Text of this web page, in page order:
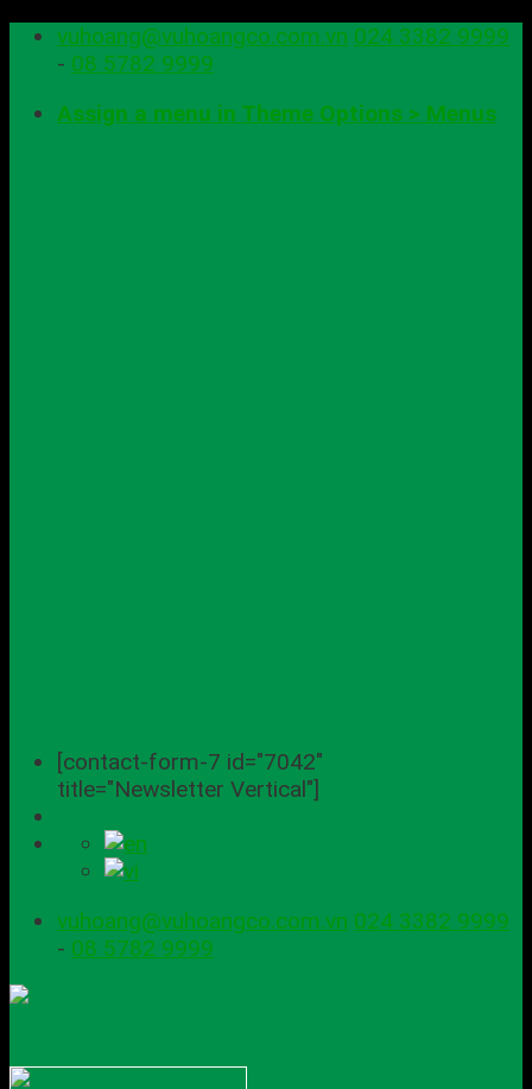
Skip vuhoang@vuhoangco.com.vn 024 3382 9999
- 08 5782 9999
Assign a menu in Theme Options > Menus
[contact-form-7 id="7042"
title="Newsletter Vertical"]
vuhoang@vuhoangco.com.vn 024 3382 9999
- 08 5782 9999